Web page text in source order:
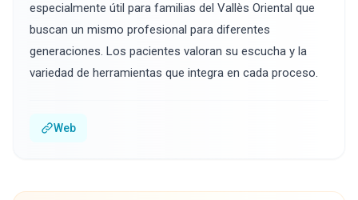
especialmente útil para familias del Vallès Oriental que
buscan un mismo profesional para diferentes
generaciones. Los pacientes valoran su escucha y la
variedad de herramientas que integra en cada proceso.
Web